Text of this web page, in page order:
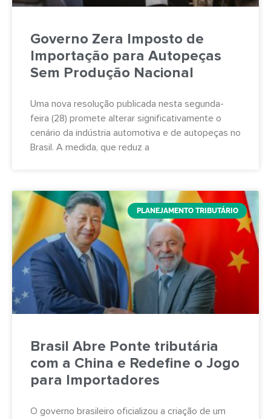
Governo Zera Imposto de
Importação para Autopeças
Sem Produção Nacional
Uma nova resolução publicada nesta segunda-
feira (28) promete alterar significativamente o
cenário da indústria automotiva e de autopeças no
Brasil. A medida, que reduz a
PLANEJAMENTO TRIBUTÁRIO
Brasil Abre Ponte tributária
com a China e Redefine o Jogo
para Importadores
O governo brasileiro oficializou a criação de um